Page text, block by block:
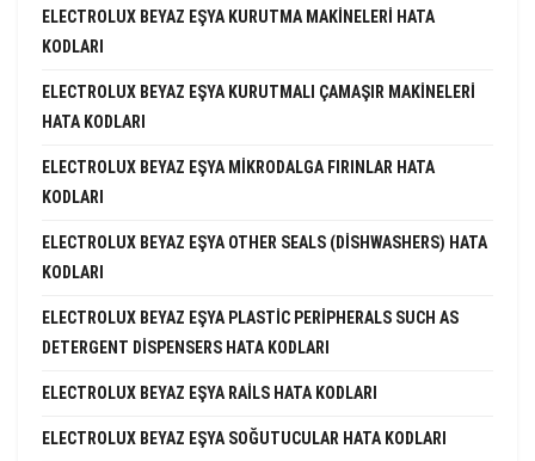
ELECTROLUX BEYAZ EŞYA KURUTMA MAKINELERI HATA
KODLARI
ELECTROLUX BEYAZ EŞYA KURUTMALI ÇAMAŞIR MAKINELERI
HATA KODLARI
ELECTROLUX BEYAZ EŞYA MIKRODALGA FIRINLAR HATA
KODLARI
ELECTROLUX BEYAZ EŞYA OTHER SEALS (DISHWASHERS) HATA
KODLARI
ELECTROLUX BEYAZ EŞYA PLASTIC PERIPHERALS SUCH AS
DETERGENT DISPENSERS HATA KODLARI
ELECTROLUX BEYAZ EŞYA RAILS HATA KODLARI
ELECTROLUX BEYAZ EŞYA SOĞUTUCULAR HATA KODLARI